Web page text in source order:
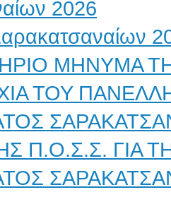
Π.Ο.Σ.Σ. ΓΙΑ